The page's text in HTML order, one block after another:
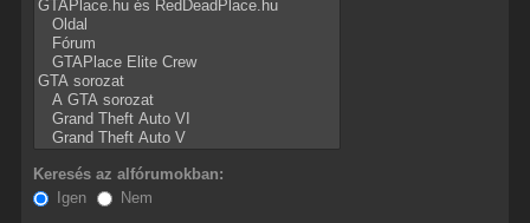
Keresés az alfórumokban:
Igen
Nem